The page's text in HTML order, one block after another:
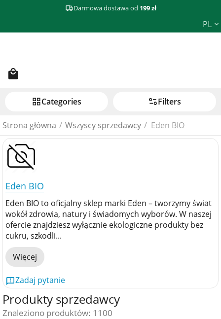
Darmowa dostawa od 199 zł
PL
Сategories Filters
Strona główna / Wszyscy sprzedawcy / Eden BIO
Produkty sprzedawcy
Znaleziono produktów: 1100
Eden BIO
Eden BIO to oficjalny sklep marki Eden – tworzymy świat
wokół zdrowia, natury i świadomych wyborów. W naszej
ofercie znajdziesz wyłącznie ekologiczne produkty bez
cukru, szkodli...
Więcej
Zadaj pytanie